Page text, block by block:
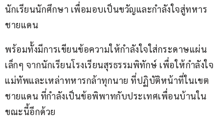
นักเรียนนักศึกษา เพื่อมอบเป็นขวัญและกำลังใจสู่ทหาร
ชายแดน
พร้อมทั้งมีการเขียนข้อความให้กำลังใจใส่กระดาษแผ่น
เล็กๆ จากนักเรียนโรงเรียนสุรธรรมพิทักษ์ เพื่อให้กำลังใจ
แม่ทัพและเหล่าทหารกล้าทุกนาย ที่ปฏิบัติหน้าที่ในเขต
ชายแดน ที่กำลังเป็นข้อพิพาทกับประเทศเพื่อนบ้านใน
ขณะนี้อีกด้วย